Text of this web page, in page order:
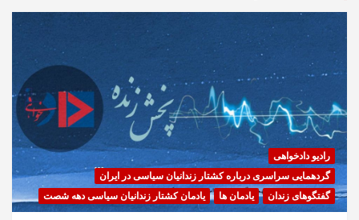
رادیو دادخواهی
گردهمایی سراسری درباره کشتار زندانیان سیاسی در ایران
گفتگوهای زندان
یادمان ها یادمان کشتار زندانیان سیاسی دهه شصت